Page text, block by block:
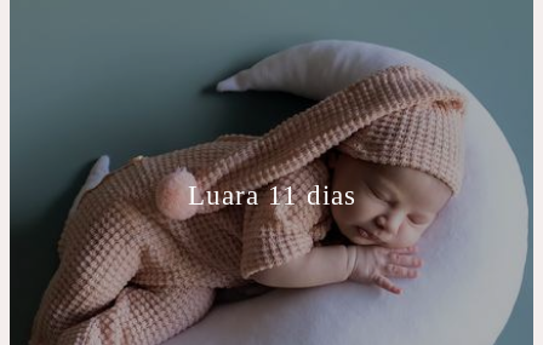
Luara 11 dias